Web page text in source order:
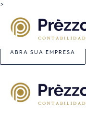
>
ABRA SUA EMPRESA